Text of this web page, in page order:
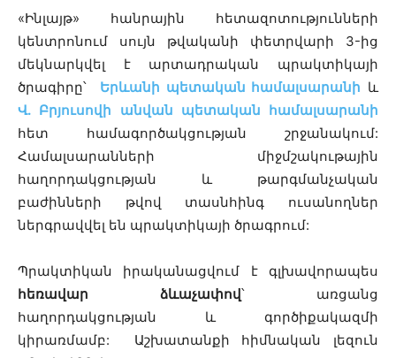
«Ինլայթ» հանրային հետազոտությունների
կենտրոնում սույն թվականի փետրվարի 3-ից
մեկնարկվել է արտադրական պրակտիկայի
ծրագիրը՝ Երևանի պետական համալսարանի և
Վ․ Բրյուսովի անվան պետական համալսարանի
հետ համագործակցության շրջանակում:
Համալսարանների միջմշակութային
հաղորդակցության և թարգմանչական
բաժինների թվով տասնհինգ ուսանողներ
ներգրավվել են պրակտիկայի ծրագրում:
Պրակտիկան իրականացվում է գլխավորապես
հեռավար ձևաչափով՝ առցանց
հաղորդակցության և գործիքակազմի
կիրառմամբ: Աշխատանքի հիմնական լեզուն